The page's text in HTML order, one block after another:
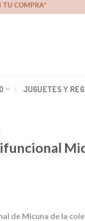
TU COMPRA*
JUGUETES Y
de Micuna de la